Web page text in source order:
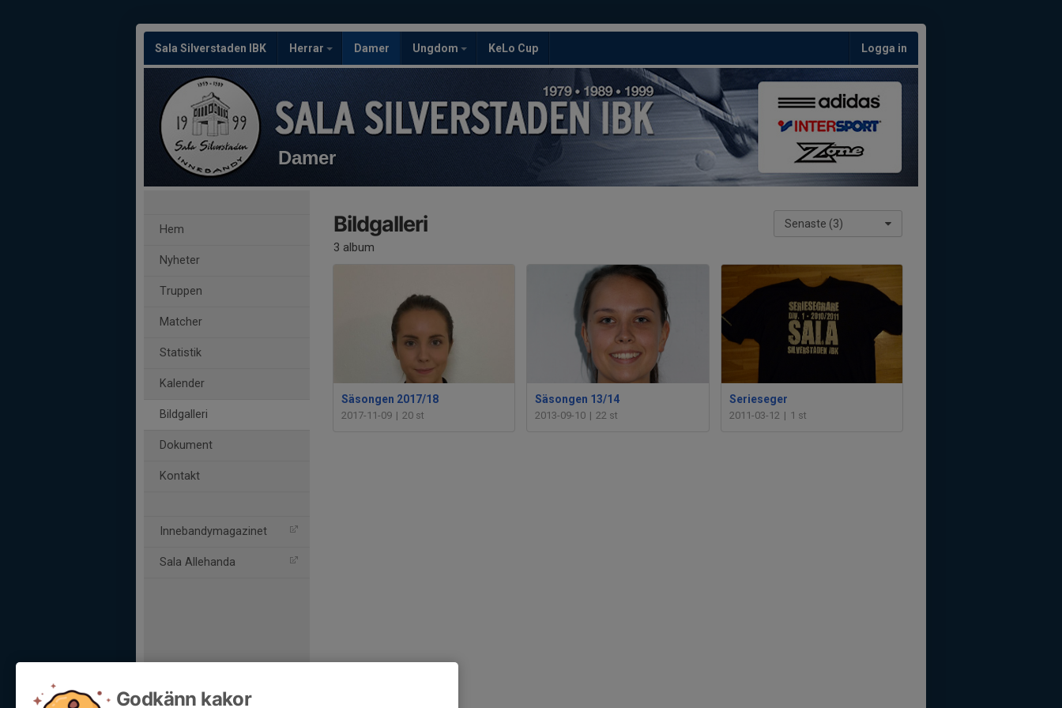
Sala Silverstaden IBK Herrar Damer Ungdom KeLo Cup Logga in
Damer
Hem
Nyheter
Truppen
Matcher
Statistik
Kalender
Bildgalleri
Dokument
Kontakt
Innebandymagazinet
Sala Allehanda
Senaste (3)
Bildgalleri
3 album
Säsongen 2017/18
2017-11-09 | 20 st
Säsongen 13/14
2013-09-10 | 22 st
Serieseger
2011-03-12 | 1 st
Godkänn kakor